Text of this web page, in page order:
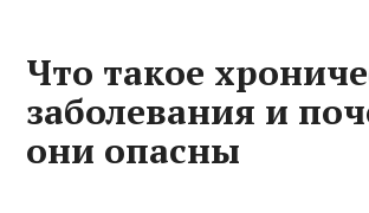
Что такое
заболевания и
они опасны